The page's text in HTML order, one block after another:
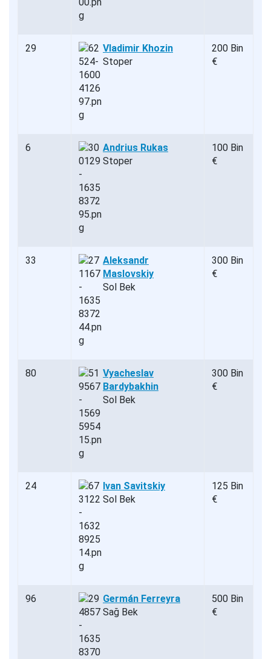
29
Vladimir Khozin
Stoper
200 Bin
€
6
Andrius Rukas
Stoper
100 Bin
€
33
Aleksandr
Maslovskiy
Sol Bek
300 Bin
€
80
Vyacheslav
Bardybakhin
Sol Bek
300 Bin
€
24
Ivan Savitskiy
Sol Bek
125 Bin
€
96
Germán Ferreyra
Sağ Bek
500 Bin
€